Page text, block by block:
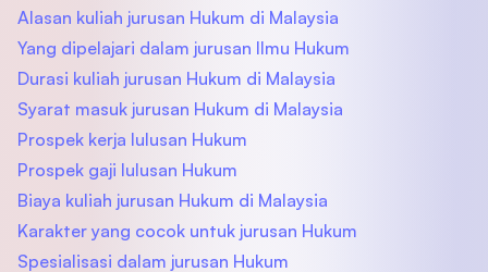
Alasan kuliah jurusan Hukum di Malaysia
Yang dipelajari dalam jurusan Ilmu Hukum
Durasi kuliah jurusan Hukum di Malaysia
Syarat masuk jurusan Hukum di Malaysia
Prospek kerja lulusan Hukum
Prospek gaji lulusan Hukum
Biaya kuliah jurusan Hukum di Malaysia
Karakter yang cocok untuk jurusan Hukum
Spesialisasi dalam jurusan Hukum